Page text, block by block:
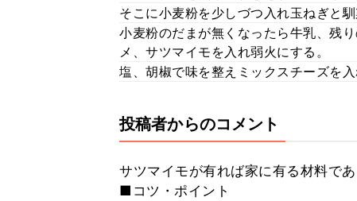
そこに小麦粉を少しづつ入れ玉ねぎと
小麦粉のだまが無くなったら牛乳、残
メ、サツマイモを入れ弱火にする。
塩、胡椒で味を整えミックスチーズを
投稿者からのコメント
サツマイモが有れば家に有る材料で
■コツ・ポイント